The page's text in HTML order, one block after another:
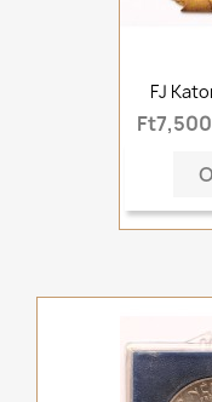
FJ
Ft7,500